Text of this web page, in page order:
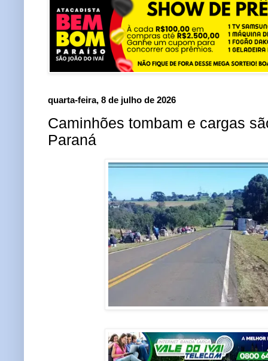
quarta-feira, 8 de julho de 2026
Caminhões tombam e cargas
Paraná